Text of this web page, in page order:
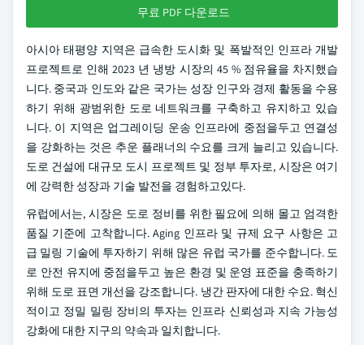
무료 PDF 다운로드
아시아 태평양 지역은 급속한 도시화 및 폭발적인 인프라 개발
프로젝트로 인해 2023 년 냉방 시장의 45 % 점유율을 차지했습
니다. 중국과 인도와 같은 국가는 성장 인구와 경제 활동을 수용
하기 위해 광범위한 도로 네트워크를 구축하고 유지하고 있습
니다. 이 지역은 업그레이딩 운송 인프라에 중점을두고 연결성
을 강화하는 것은 추운 플래너의 수요를 크게 늘리고 있습니다.
도로 건설에 대규모 도시 프로젝트 및 정부 투자로, 시장은 여기
에 강력한 성장과 기술 발전을 경험하고있다.
유럽에서는, 시장은 도로 정비를 위한 필요에 의해 몰고 엄격한
품질 기준에 고착합니다. Aging 인프라 및 규제 요구 사항은 고
급 밀링 기술에 투자하기 위해 많은 유럽 국가를 준수합니다. 도
로 안전 유지에 중점을두고 높은 환경 및 운영 표준을 충족하기
위해 도로 표면 개선을 강조합니다. 냉간 판자에 대한 수요. 혁신
적이고 정밀 밀링 장비의 투자는 인프라 신뢰성과 지속 가능성
강화에 대한 지구의 약속과 일치합니다.